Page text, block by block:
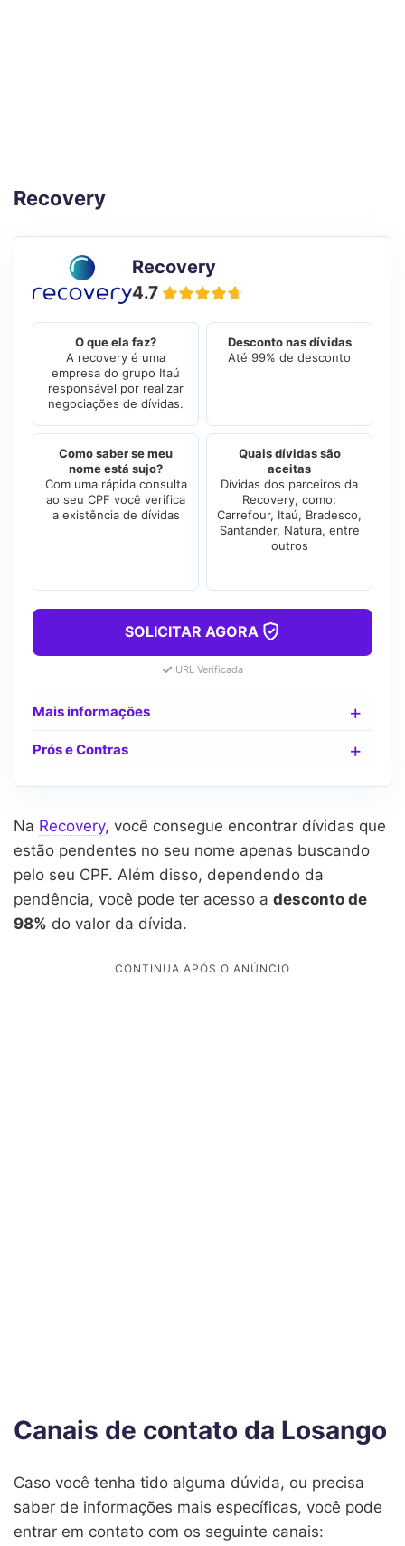
Recovery
Recovery
4.7
O que ela faz?
A recovery é uma
empresa do grupo Itaú
responsável por realizar
negociações de dívidas.
Desconto nas dívidas
Até 99% de desconto
Como saber se meu
nome está sujo?
Com uma rápida consulta
ao seu CPF você verifica
a existência de dívidas
Quais dívidas são
aceitas
Dívidas dos parceiros da
Recovery, como:
Carrefour, Itaú, Bradesco,
Santander, Natura, entre
outros
SOLICITAR AGORA
URL Verificada
Mais informações
Prós e Contras
Na Recovery, você consegue encontrar dívidas que
estão pendentes no seu nome apenas buscando
pelo seu CPF. Além disso, dependendo da
pendência, você pode ter acesso a desconto de
98% do valor da dívida.
Canais de contato da Losango
Caso você tenha tido alguma dúvida, ou precisa
saber de informações mais específicas, você pode
entrar em contato com os seguinte canais: